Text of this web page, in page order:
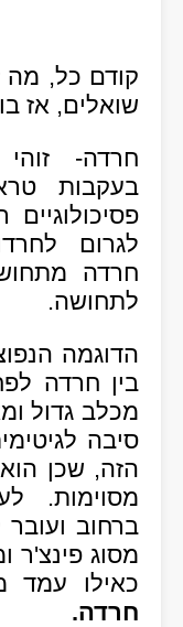
קודם כל,
שואלים, אז
חרדה-
בעקבות
לגרום
חרדה
לתחושה.
הדוגמה
בין חרדה
מכלב גדול
סיבה
הזה, שכן
מסוימות.
ברחוב
מסוג פינצ'ר
כאילו עמד
חרדה.